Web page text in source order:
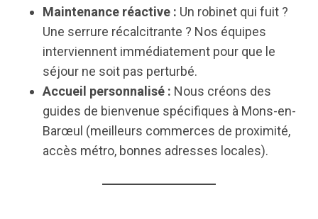
Maintenance réactive : Un robinet qui fuit ?
Une serrure récalcitrante ? Nos équipes
interviennent immédiatement pour que le
séjour ne soit pas perturbé.
Accueil personnalisé : Nous créons des
guides de bienvenue spécifiques à Mons-en-
Barœul (meilleurs commerces de proximité,
accès métro, bonnes adresses locales).